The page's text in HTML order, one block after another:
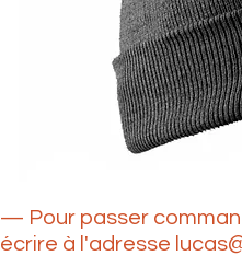
— Pour passer
écrire à l'adresse